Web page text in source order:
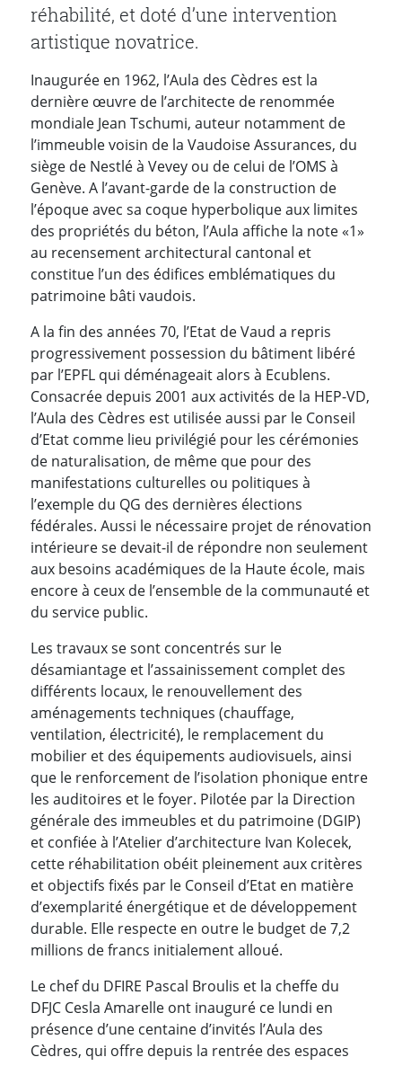
réhabilité, et doté d’une intervention
artistique novatrice.
Inaugurée en 1962, l’Aula des Cèdres est la
dernière œuvre de l’architecte de renommée
mondiale Jean Tschumi, auteur notamment de
l’immeuble voisin de la Vaudoise Assurances, du
siège de Nestlé à Vevey ou de celui de l’OMS à
Genève. A l’avant-garde de la construction de
l’époque avec sa coque hyperbolique aux limites
des propriétés du béton, l’Aula affiche la note «1»
au recensement architectural cantonal et
constitue l’un des édifices emblématiques du
patrimoine bâti vaudois.
A la fin des années 70, l’Etat de Vaud a repris
progressivement possession du bâtiment libéré
par l’EPFL qui déménageait alors à Ecublens.
Consacrée depuis 2001 aux activités de la HEP-VD,
l’Aula des Cèdres est utilisée aussi par le Conseil
d’Etat comme lieu privilégié pour les cérémonies
de naturalisation, de même que pour des
manifestations culturelles ou politiques à
l’exemple du QG des dernières élections
fédérales. Aussi le nécessaire projet de rénovation
intérieure se devait-il de répondre non seulement
aux besoins académiques de la Haute école, mais
encore à ceux de l’ensemble de la communauté et
du service public.
Les travaux se sont concentrés sur le
désamiantage et l’assainissement complet des
différents locaux, le renouvellement des
aménagements techniques (chauffage,
ventilation, électricité), le remplacement du
mobilier et des équipements audiovisuels, ainsi
que le renforcement de l’isolation phonique entre
les auditoires et le foyer. Pilotée par la Direction
générale des immeubles et du patrimoine (DGIP)
et confiée à l’Atelier d’architecture Ivan Kolecek,
cette réhabilitation obéit pleinement aux critères
et objectifs fixés par le Conseil d’Etat en matière
d’exemplarité énergétique et de développement
durable. Elle respecte en outre le budget de 7,2
millions de francs initialement alloué.
Le chef du DFIRE Pascal Broulis et la cheffe du
DFJC Cesla Amarelle ont inauguré ce lundi en
présence d’une centaine d’invités l’Aula des
Cèdres, qui offre depuis la rentrée des espaces